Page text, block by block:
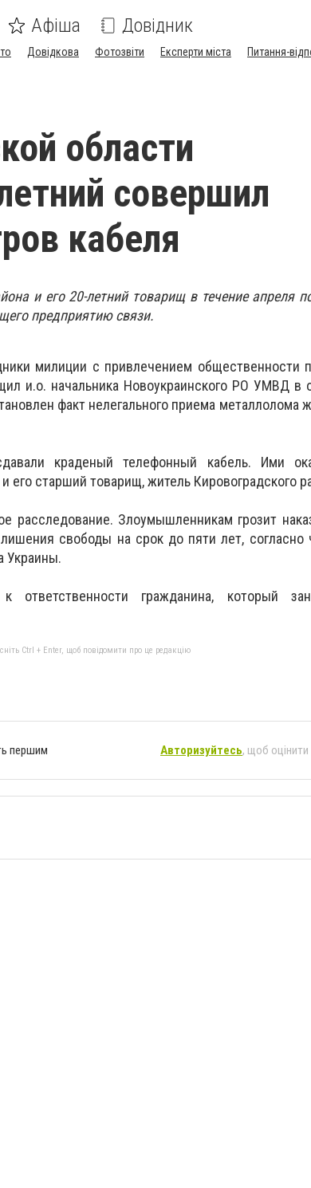
Афіша Довідник
Довідкова Фотозвіти Експерти міста Питання-
области
совершил
кабеля
и его 20-летний товарищ в течение апреля
предприятию связи.
милиции с привлечением общественности
и.о. начальника Новоукраинского РО УМВД в
факт нелегального приема металлолома
краденый телефонный кабель. Ими
старший товарищ, житель Кировоградского
расследование. Злоумышленникам грозит
свободы на срок до пяти лет, согласно
Украины.
гражданина, который
Ctrl + Enter, щоб повідомити про це редакцію
першим Авторизуйтесь, щоб оцінити